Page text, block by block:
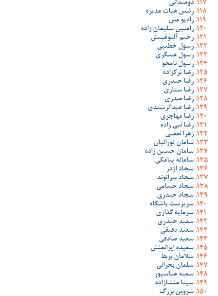
دومیدانی
رئیس هیات مدیره
رادیو مس
رامتین سلیمان زاده
رحیم آلبوغبیش
رسول خطیبی
رسول عسگری
رسول نامجو
رضا ترکزاده
رضا حیدری
رضا ستاری
رضا صدری
رضا عبدالرشیدی
رضا مهاجری
رضا نبی زاده
زهرا نعمتی
سامان تورانیان
سامان حسین زاده
سامانه پیامکی
سجاد اژدر
سجاد بیرانوند
سجاد حسامی
سجاد حیدری
سرپرست باشگاه
سرمایه گذاری
سعید حیدری
سعید دقیقی
سعید صادقی
سعیده ایرانمنش
سلامان بربط
سلمان بحرانی
سمیه عباسپور
سینا منشازاده
شروین بزرگ